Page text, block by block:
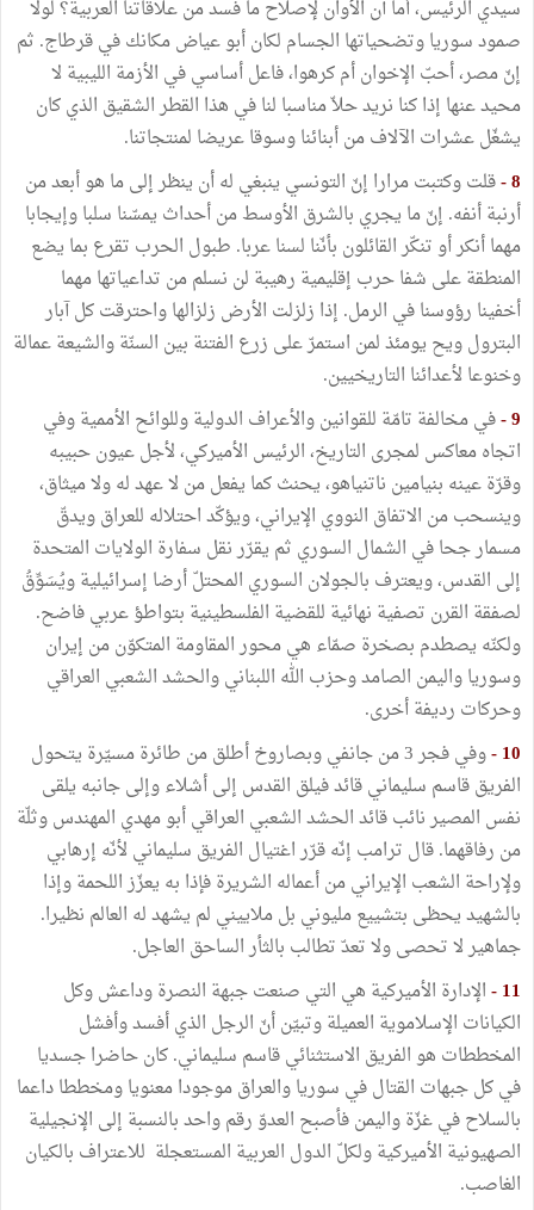
سيدي الرئيس، أما آن الأوان لإصلاح ما فسد من علاقاتنا العربية؟ لولا
صمود سوريا وتضحياتها الجسام لكان أبو عياض مكانك في قرطاج. ثم
إنّ مصر، أحبّ الإخوان أم كرهوا، فاعل أساسي في الأزمة الليبية لا
محيد عنها إذا كنا نريد حلاّ مناسبا لنا في هذا القطر الشقيق الذي كان
يشغّل عشرات الآلاف من أبنائنا وسوقا عريضا لمنتجاتنا.
8 - قلت وكتبت مرارا إنّ التونسي ينبغي له أن ينظر إلى ما هو أبعد من
أرنبة أنفه. إنّ ما يجري بالشرق الأوسط من أحداث يمسّنا سلبا وإيجابا
مهما أنكر أو تنكّر القائلون بأنّنا لسنا عربا. طبول الحرب تقرع بما يضع
المنطقة على شفا حرب إقليمية رهيبة لن نسلم من تداعياتها مهما
أخفينا رؤوسنا في الرمل. إذا زلزلت الأرض زلزالها واحترقت كل آبار
البترول ويح يومئذ لمن استمرّ على زرع الفتنة بين السنّة والشيعة عمالة
وخنوعا لأعدائنا التاريخيين.
9 - في مخالفة تامّة للقوانين والأعراف الدولية وللوائح الأممية وفي
اتجاه معاكس لمجرى التاريخ، الرئيس الأميركي، لأجل عيون حبيبه
وقرّة عينه بنيامين ناتنياهو، يحنث كما يفعل من لا عهد له ولا ميثاق،
وينسحب من الاتفاق النووي الإيراني، ويؤكّد احتلاله للعراق ويدقّ
مسمار جحا في الشمال السوري ثم يقرّر نقل سفارة الولايات المتحدة
إلى القدس، ويعترف بالجولان السوري المحتلّ أرضا إسرائيلية ويُسَوِّقُ
لصفقة القرن تصفية نهائية للقضية الفلسطينية بتواطؤ عربي فاضح.
ولكنّه يصطدم بصخرة صمّاء هي محور المقاومة المتكوّن من إيران
وسوريا واليمن الصامد وحزب الله اللبناني والحشد الشعبي العراقي
وحركات رديفة أخرى.
10 -
وفي فجر 3 من جانفي وبصاروخ أطلق من طائرة مسيّرة يتحول
الفريق قاسم سليماني قائد فيلق القدس إلى أشلاء وإلى جانبه يلقى
نفس المصير نائب قائد الحشد الشعبي العراقي أبو مهدي المهندس وثلّة
من رفاقهما. قال ترامب إنّه قرّر اغتيال الفريق سليماني لأنّه إرهابي
ولإراحة الشعب الإيراني من أعماله الشريرة فإذا به يعزّز اللحمة وإذا
بالشهيد يحظى بتشييع مليوني بل ملاييني لم يشهد له العالم نظيرا.
جماهير لا تحصى ولا تعدّ تطالب بالثأر الساحق العاجل.
11 - الإدارة الأميركية هي التي صنعت جبهة النصرة وداعش وكل
الكيانات الإسلاموية العميلة وتبيّن أنّ الرجل الذي أفسد وأفشل
المخططات هو الفريق الاستثنائي قاسم سليماني. كان حاضرا جسديا
في كل جبهات القتال في سوريا والعراق موجودا معنويا ومخططا داعما
بالسلاح في غزّة واليمن فأصبح العدوّ رقم واحد بالنسبة إلى الإنجيلية
الصهيونية الأميركية ولكلّ الدول العربية المستعجلة للاعتراف بالكيان
الغاصب.